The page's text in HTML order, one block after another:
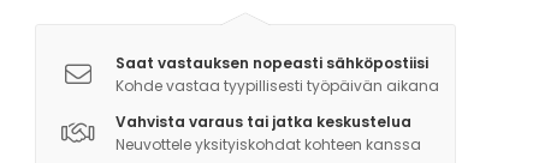
Saat vastauksen nopeasti sähköpostiisi
Kohde vastaa tyypillisesti työpäivän aikana
Vahvista varaus tai jatka keskustelua
Neuvottele yksityiskohdat kohteen kanssa